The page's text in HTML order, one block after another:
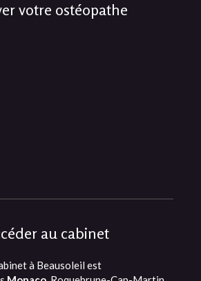
votre ostéopathe
au cabinet
à Beausoleil est